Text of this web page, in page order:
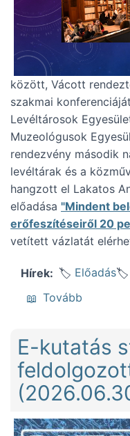
között, Vácott
szakmai
Levéltárosok
Muzeológusok
rendezvény második
levéltárak és a
hangzott el Lakatos
előadása "Mindent
erőfeszítéseiről 20
vetített vázlatát
Hírek Előadás
Tovább
E-kutatás